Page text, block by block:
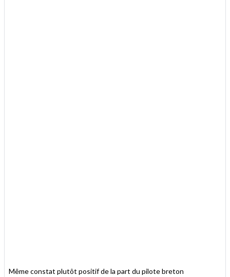
Même constat plutôt positif de la part du pilote breton